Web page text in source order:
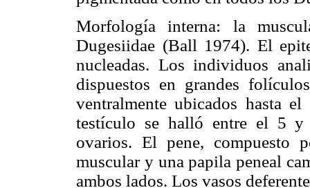
Morfología interna: la
Dugesiidae (Ball 1974). El
nucleadas. Los individuos
dispuestos en grandes
ventralmente ubicados hasta
testículo se halló entre el 5
ovarios. El pene, compuesto
muscular y una papila peneal
ambos lados. Los vasos